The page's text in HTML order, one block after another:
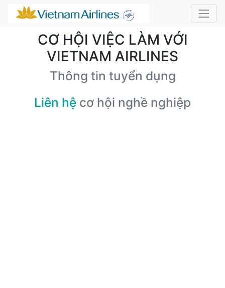
CƠ HỘI VIỆC LÀM VỚI
VIETNAM AIRLINES
Thông tin tuyển dụng
Liên hệ cơ hội nghề nghiệp